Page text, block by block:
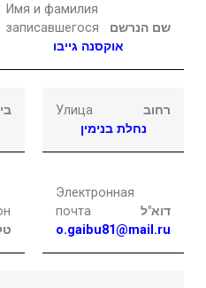
Имя и фамилия
записавшегося
שם הנרשם
אוקסנה גייבו
Улица
רחוב
נחלת בנימין
Электронная
почта
דוא"ל
o.gaibu81@mail.ru